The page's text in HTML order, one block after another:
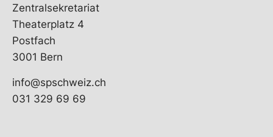
Zentralsekretariat
Theaterplatz 4
Postfach
3001 Bern
info@spschweiz.ch
031 329 69 69